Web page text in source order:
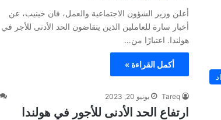
أعلن وزير الشؤون الاجتماعية والعمل، فان خينيب، عن
أخبار سارة للعاملين الذين يتقاضون الحد الأدنى للأجر في
هولندا. اعتبارًا من…
أكمل القراءة »
Tareq يونيو 20, 2023
ارتفاع الحد الأدنى للأجور في هولندا